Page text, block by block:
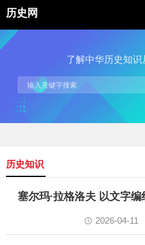
历史网
了解中华历史知识
历史知识
塞尔玛·拉格洛夫 以文字
2026-04-11